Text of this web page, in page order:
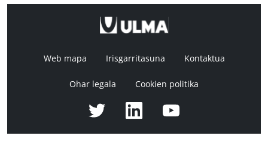
Web mapa Irisgarritasuna Kontaktua
Ohar legala Cookien politika